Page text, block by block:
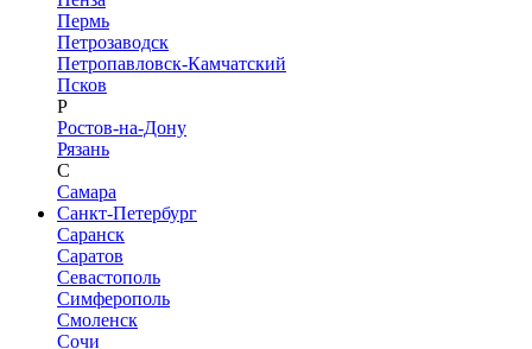
Пермь
Петрозаводск
Петропавловск-Камчатский
Псков
Р
Ростов-на-Дону
Рязань
С
Самара
Санкт-Петербург
Саранск
Саратов
Севастополь
Симферополь
Смоленск
Сочи